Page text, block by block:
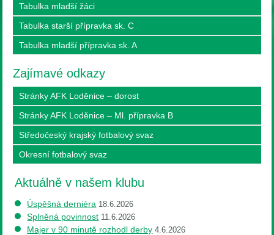
Tabulka mladší žáci
Tabulka starší přípravka sk. C
Tabulka mladší přípravka sk. A
Zajímavé odkazy
Stránky AFK Loděnice – dorost
Stránky AFK Loděnice – Ml. přípravka B
Středočeský krajský fotbalový svaz
Okresní fotbalový svaz
Aktuálně v našem klubu
Úspěšná derniéra 18.6.2026
Splněná povinnost 11.6.2026
Majer v 90 minutě rozhodl derby 4.6.2026